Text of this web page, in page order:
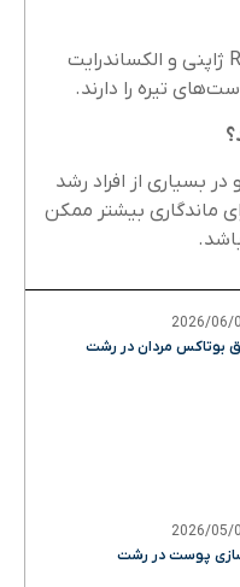
بله، دستگاه‌هایی مانند دایود، R2PL ژاپنی و الکساندرایت
تیره را دارند.
بسیاری از افراد رشد
ماندگاری بیشتر ممکن
2026/06/
بوتاکس مردان در رشت
2026/05/
پوست در رشت